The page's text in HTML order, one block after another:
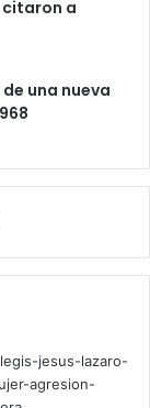
a
una nueva